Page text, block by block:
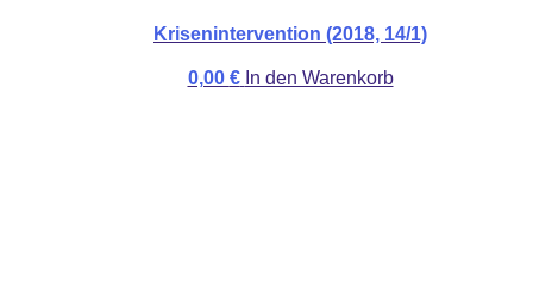
Krisenintervention (2018, 14/1)
0,00 € In den Warenkorb